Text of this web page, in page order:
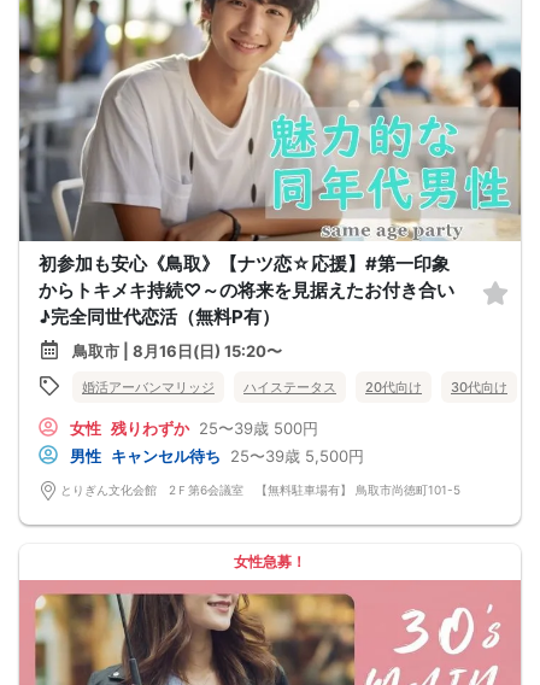
初参加も安心《鳥取》【ナツ恋☆応援】#第一印象
からトキメキ持続♡～の将来を見据えたお付き合い
♪完全同世代恋活（無料P有）
鳥取市 | 8月16日(日) 15:20〜
婚活アーバンマリッジ ハイステータス 20代向け 30代向け
女性 残りわずか 25〜39歳 500円
男性 キャンセル待ち 25〜39歳 5,500円
とりぎん文化会館 2Ｆ第6会議室 【無料駐車場有】 鳥取市尚徳町101-5
女性急募！